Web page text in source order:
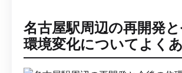
名古屋駅周辺の再開発
環境変化についてよく